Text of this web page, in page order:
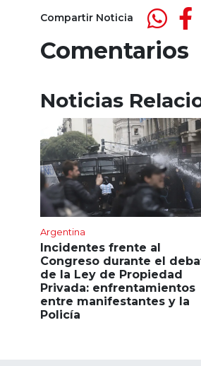
Compartir Noticia
Comentarios
Noticias
Argentina
Incidentes frente al
Congreso durante el
de la Ley de Propiedad
Privada: enfrentamientos
entre manifestantes y la
Policía